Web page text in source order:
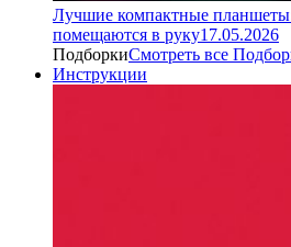
Лучшие компактные
помещаются в руку17.05.2026
ПодборкиСмотреть все
Инструкции